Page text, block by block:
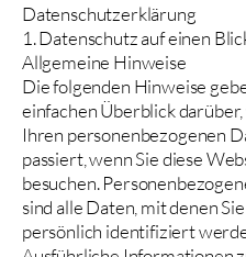
Datenschutzerklärung
1. Datenschutz auf einen
Allgemeine Hinweise
Die folgenden Hinweise
einfachen Überblick
Ihren personenbezogenen
passiert, wenn Sie diese
besuchen.
sind alle Daten, mit denen Sie
persönlich identifiziert